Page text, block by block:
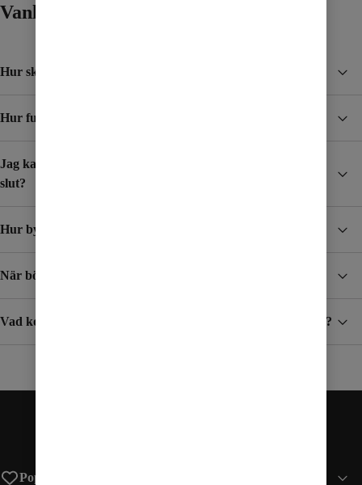
Vanliga frågor och svar
Hur skyddar jag mig från höga kostnader i utlandet?
Hur funkar Surfpaket?
Jag kar skaffat ett Surfpaket, hur vet jag när det börjar ta
slut?
Hur byter jag mobilabonnemang?
När börjar jag betala för surf och samtal i utlandet?
Vad kostar det att ta emot SMS/MMS när jag är utomlands?
Populära sidor